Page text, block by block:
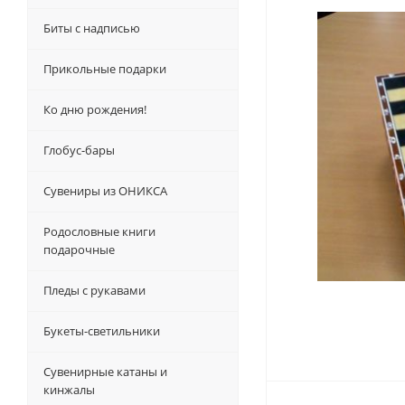
Биты с надписью
Прикольные подарки
Ко дню рождения!
Глобус-бары
Сувениры из ОНИКСА
Родословные книги
подарочные
Пледы с рукавами
Букеты-светильники
Сувенирные катаны и
кинжалы